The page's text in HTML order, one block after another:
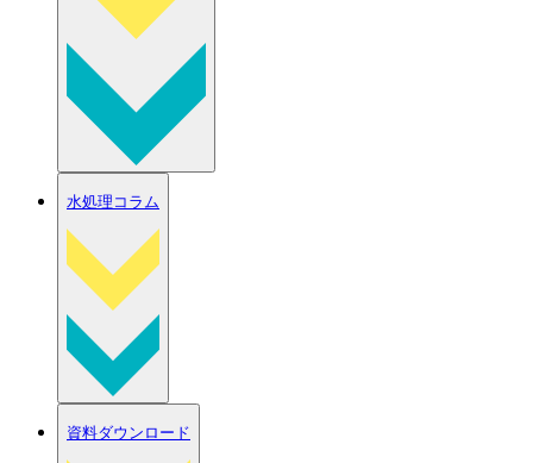
水処理コラム
資料ダウンロード